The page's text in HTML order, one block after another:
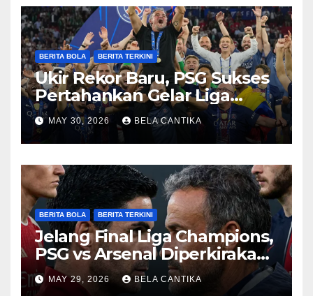
BERITA BOLA BERITA TERKINI
Ukir Rekor Baru, PSG Sukses
Pertahankan Gelar Liga
Champions
MAY 30, 2026 BELA CANTIKA
BERITA BOLA BERITA TERKINI
Jelang Final Liga Champions,
PSG vs Arsenal Diperkirakan
Sengit
MAY 29, 2026 BELA CANTIKA